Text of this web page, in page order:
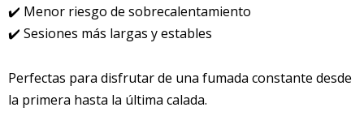
✔️ Menor riesgo de sobrecalentamiento
✔️ Sesiones más largas y estables
Perfectas para disfrutar de una fumada constante desde
la primera hasta la última calada.